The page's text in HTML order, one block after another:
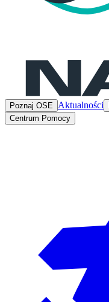
Poznaj OSE Aktualności
Centrum Pomocy